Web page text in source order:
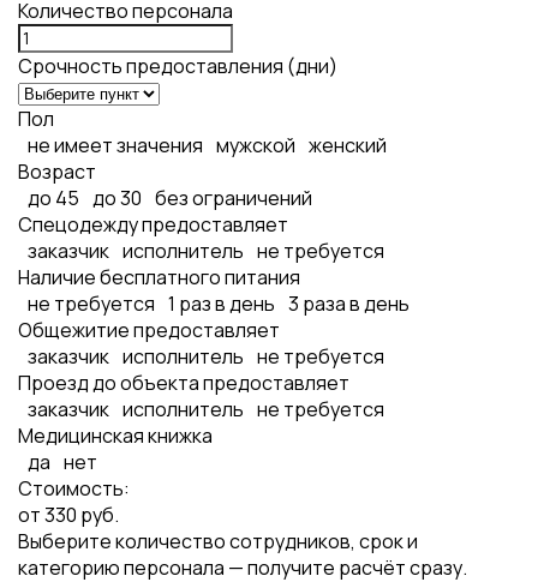
Количество персонала
Срочность предоставления (дни)
Пол
не имеет значения мужской женский
Возраст
до 45 до 30 без ограничений
Спецодежду предоставляет
заказчик исполнитель не требуется
Наличие бесплатного питания
не требуется 1 раз в день 3 раза в день
Общежитие предоставляет
заказчик исполнитель не требуется
Проезд до объекта предоставляет
заказчик исполнитель не требуется
Медицинская книжка
да нет
Стоимость:
от330 руб.
Выберите количество сотрудников, срок и
категорию персонала — получите расчёт сразу.